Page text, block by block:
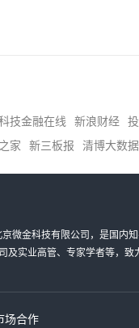
技金融在线 新浪财经
家 新三板报 清博大数据
微金科技有限公司，是国内
及实业高管、专家学者等，
场合作